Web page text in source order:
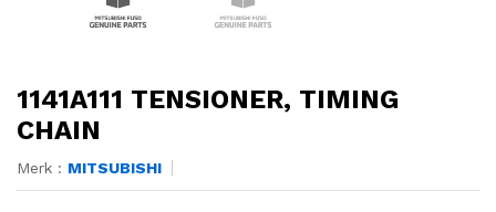
1141A111 TENSIONER, TIMING
CHAIN
Merk : MITSUBISHI